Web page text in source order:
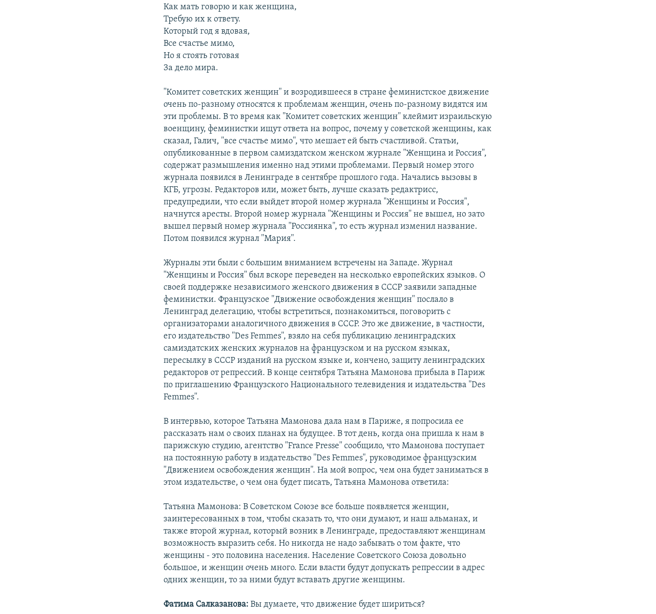
Как мать говорю и как женщина,
Требую их к ответу.
Который год я вдовая,
Все счастье мимо,
Но я стоять готовая
За дело мира.
''Комитет советских женщин'' и возродившееся в стране феминистское движение
очень по-разному относятся к проблемам женщин, очень по-разному видятся им
эти проблемы. В то время как ''Комитет советских женщин'' клеймит израильскую
военщину, феминистки ищут ответа на вопрос, почему у советской женщины, как
сказал, Галич, ''все счастье мимо'', что мешает ей быть счастливой. Статьи,
опубликованные в первом самиздатском женском журнале ''Женщина и Россия'',
содержат размышления именно над этими проблемами. Первый номер этого
журнала появился в Ленинграде в сентябре прошлого года. Начались вызовы в
КГБ, угрозы. Редакторов или, может быть, лучше сказать редактрисс,
предупредили, что если выйдет второй номер журнала "Женщины и Россия",
начнутся аресты. Второй номер журнала ''Женщины и Россия'' не вышел, но зато
вышел первый номер журнала ''Россиянка'', то есть журнал изменил название.
Потом появился журнал ''Мария''.
Журналы эти были с большим вниманием встречены на Западе. Журнал
''Женщины и Россия'' был вскоре переведен на несколько европейских языков. О
своей поддержке независимого женского движения в СССР заявили западные
феминистки. Французское ''Движение освобождения женщин'' послало в
Ленинград делегацию, чтобы встретиться, познакомиться, поговорить с
организаторами аналогичного движения в СССР. Это же движение, в частности,
его издательство ''Des Femmes'', взяло на себя публикацию ленинградских
самиздатских женских журналов на французском и на русском языках,
пересылку в СССР изданий на русском языке и, кончено, защиту ленинградских
редакторов от репрессий. В конце сентября Татьяна Мамонова прибыла в Париж
по приглашению Французского Национального телевидения и издательства ''Des
Femmes''.
В интервью, которое Татьяна Мамонова дала нам в Париже, я попросила ее
рассказать нам о своих планах на будущее. В тот день, когда она пришла к нам в
парижскую студию, агентство ''France Presse'' сообщило, что Мамонова поступает
на постоянную работу в издательство ''Des Femmes'', руководимое французским
''Движением освобождения женщин''. На мой вопрос, чем она будет заниматься в
этом издательстве, о чем она будет писать, Татьяна Мамонова ответила:
Татьяна Мамонова: В Советском Союзе все больше появляется женщин,
заинтересованных в том, чтобы сказать то, что они думают, и наш альманах, и
также второй журнал, который возник в Ленинграде, предоставляют женщинам
возможность выразить себя. Но никогда не надо забывать о том факте, что
женщины - это половина населения. Население Советского Союза довольно
большое, и женщин очень много. Если власти будут допускать репрессии в адрес
одних женщин, то за ними будут вставать другие женщины.
Фатима Салказанова: Вы думаете, что движение будет шириться?